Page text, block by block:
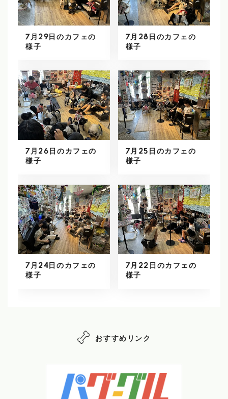
7月29日のカフェの
様子
7月28日のカフェの
様子
7月26日のカフェの
様子
7月25日のカフェの
様子
7月24日のカフェの
様子
7月22日のカフェの
様子
おすすめリンク